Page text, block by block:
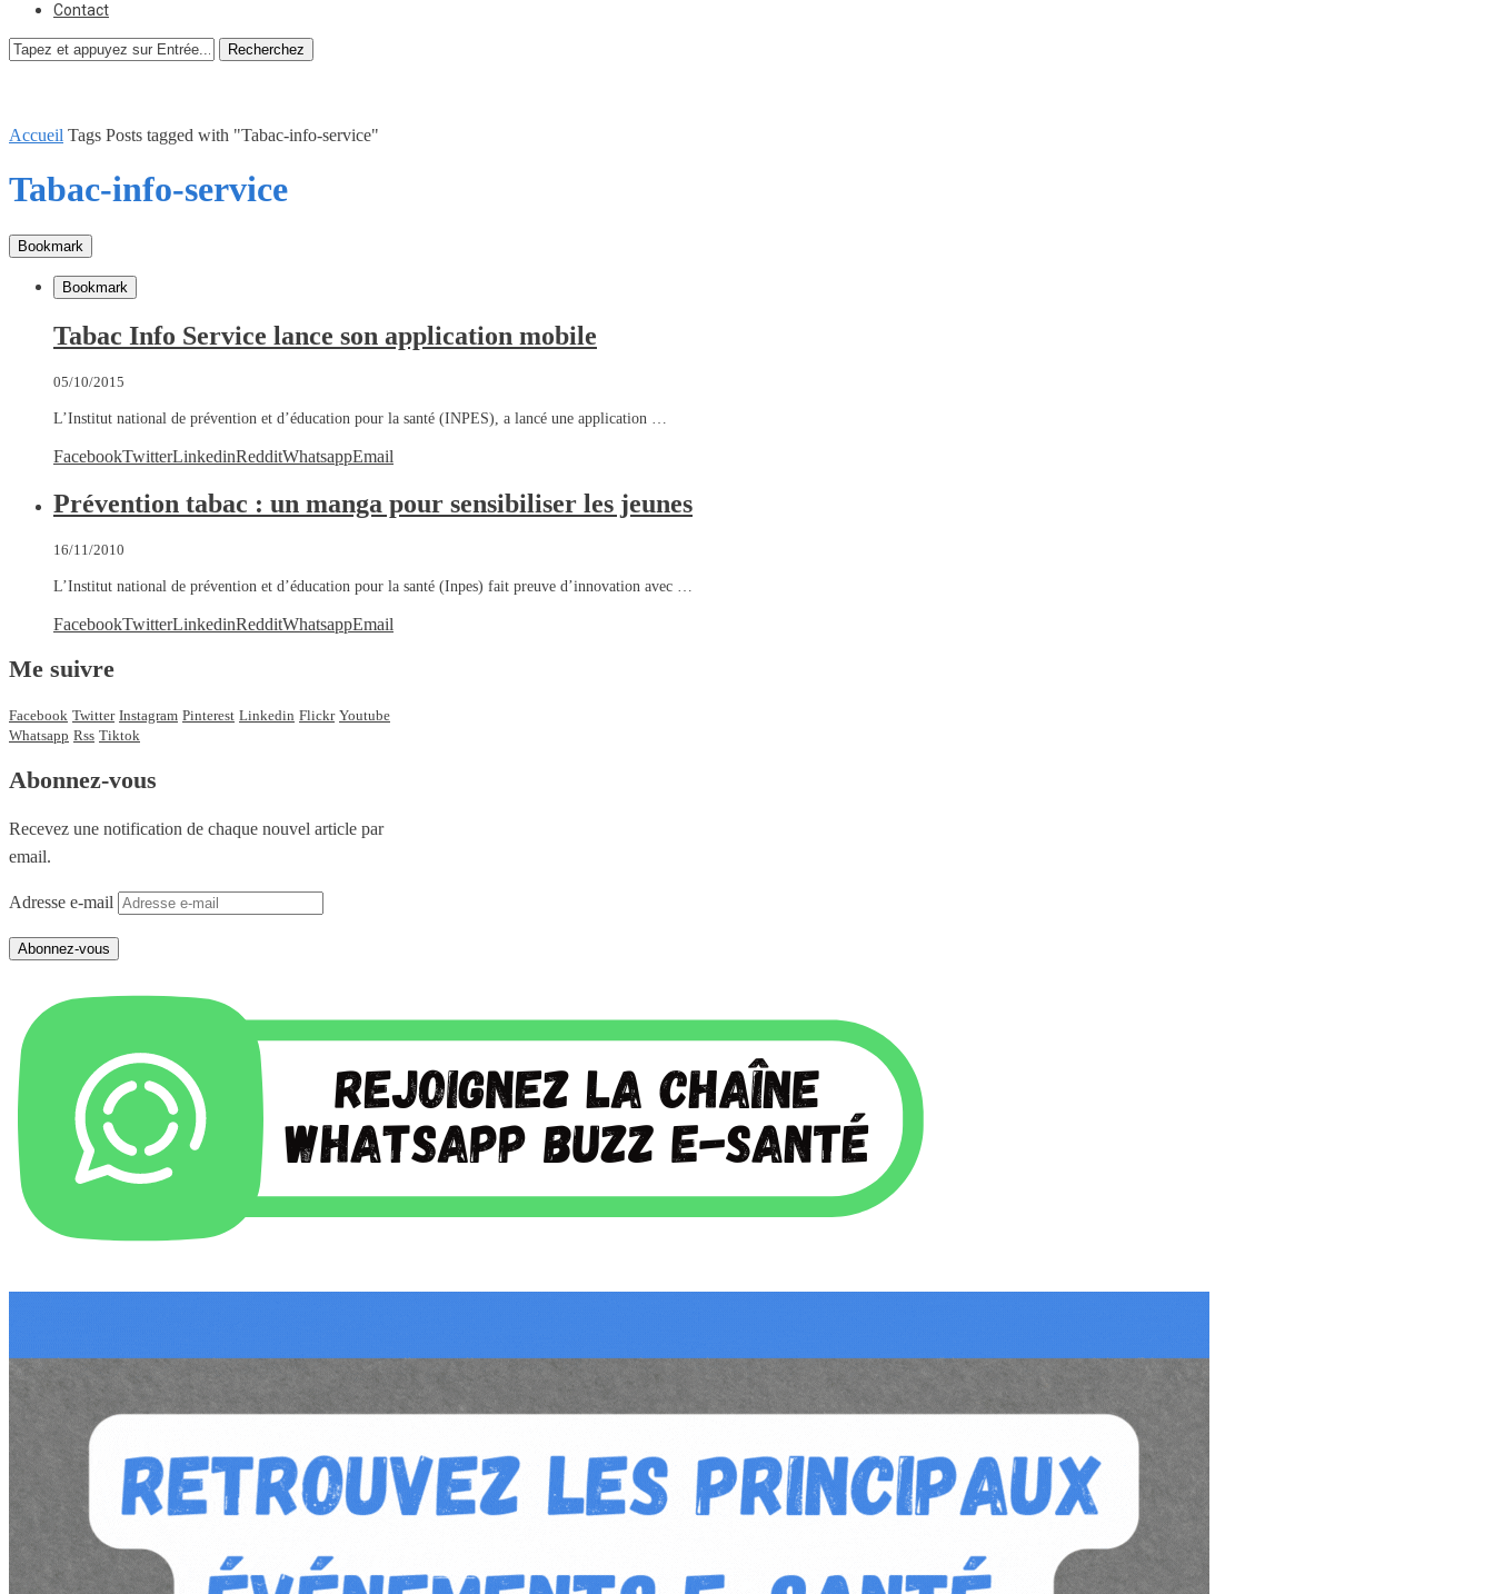
Contact
Recherchez
Accueil Tags Posts tagged with "Tabac-info-service"
Tabac-info-service
Bookmark
Bookmark
Tabac Info Service lance son application mobile
05/10/2015
L’Institut national de prévention et d’éducation pour la santé (INPES), a lancé une application …
FacebookTwitterLinkedinRedditWhatsappEmail
Prévention tabac : un manga pour sensibiliser les jeunes
16/11/2010
L’Institut national de prévention et d’éducation pour la santé (Inpes) fait preuve d’innovation avec …
FacebookTwitterLinkedinRedditWhatsappEmail
Me suivre
Facebook Twitter Instagram Pinterest Linkedin Flickr Youtube
Whatsapp Rss Tiktok
Abonnez-vous
Recevez une notification de chaque nouvel article par
email.
Adresse e-mail
Abonnez-vous